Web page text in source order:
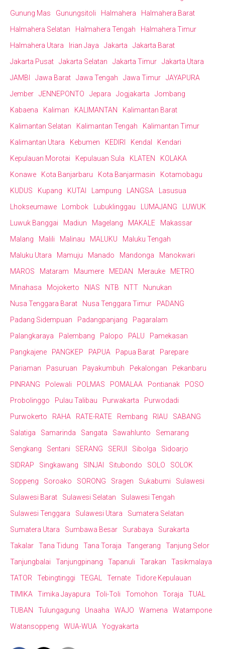
Gunung Mas
Gunungsitoli Halmahera
Halmahera Barat
Halmahera Selatan
Halmahera Tengah
Halmahera Timur
Halmahera Utara
Irian Jaya Jakarta
Jakarta Barat
Jakarta Pusat
Jakarta Selatan Jakarta Timur
Jakarta Utara
JAMBI
Jawa Barat Jawa Tengah Jawa Timur
JAYAPURA
Jember
JENNEPONTO Jepara Jogjakarta
Jombang
Kabaena
Kaliman KALIMANTAN
Kalimantan Barat
Kalimantan Selatan
Kalimantan Tengah
Kalimantan Timur
Kalimantan Utara
Kebumen KEDIRI Kendal
Kendari
Kepulauan Morotai
Kepulauan Sula KLATEN
KOLAKA
Konawe
Kota Banjarbaru Kota Banjarmasin
Kotamobagu
KUDUS
Kupang KUTAI Lampung LANGSA
Lasusua
Lhokseumawe
Lombok Lubuklinggau LUMAJANG
LUWUK
Luwuk Banggai
Madiun Magelang MAKALE
Makassar
Malang
Malili Malinau MALUKU
Maluku Tengah
Maluku Utara
Mamuju Manado Mandonga
Manokwari
MAROS
Mataram Maumere MEDAN Merauke
METRO
Minahasa
Mojokerto NIAS NTB NTT
Nunukan
Nusa Tenggara Barat
Nusa Tenggara Timur
PADANG
Padang Sidempuan
Padangpanjang
Pagaralam
Palangkaraya
Palembang Palopo PALU
Pamekasan
Pangkajene
PANGKEP PAPUA Papua Barat
Parepare
Pariaman
Pasuruan Payakumbuh Pekalongan
Pekanbaru
PINRANG
Polewali POLMAS POMALAA Pontianak
POSO
Probolinggo
Pulau Talibau Purwakarta
Purwodadi
Purwokerto
RAHA RATE-RATE Rembang RIAU
SABANG
Salatiga
Samarinda Sangata Sawahlunto
Semarang
Sengkang
Sentani SERANG SERUI Sibolga
Sidoarjo
SIDRAP
Singkawang SINJAI Situbondo SOLO
SOLOK
Soppeng
Soroako SORONG Sragen Sukabumi
Sulawesi
Sulawesi Barat
Sulawesi Selatan
Sulawesi Tengah
Sulawesi Tenggara
Sulawesi Utara
Sumatera Selatan
Sumatera Utara
Sumbawa Besar Surabaya
Surakarta
Takalar
Tana Tidung Tana Toraja Tangerang
Tanjung Selor
Tanjungbalai
Tanjungpinang Tapanuli Tarakan
Tasikmalaya
TATOR
Tebingtinggi TEGAL Ternate
Tidore Kepulauan
TIMIKA
Timika Jayapura Toli-Toli Tomohon Toraja
TUAL
TUBAN
Tulungagung Unaaha WAJO Wamena
Watampone
Watansoppeng
WUA-WUA Yogyakarta